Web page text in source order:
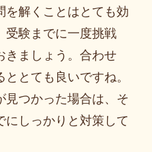
を解くことはとても効
受験までに一度挑戦
きましょう。合わせ
とても良いですね。
見つかった場合は、そ
にしっかりと対策して